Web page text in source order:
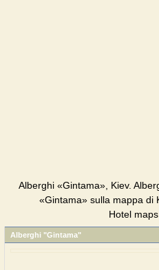
Alberghi «Gintama», Kiev.
«Gintama» sulla mappa di
Hotel
Alberghi "Gintama"